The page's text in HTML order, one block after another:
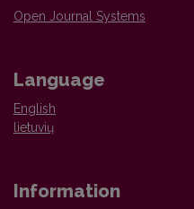
Open Journal Systems
Language
English
lietuvių
Information